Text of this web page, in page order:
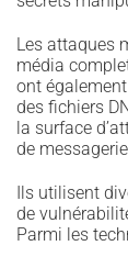
Les attaques
média
ont
des fichiers
la surface
de
Ils utilisent
de
Parmi les